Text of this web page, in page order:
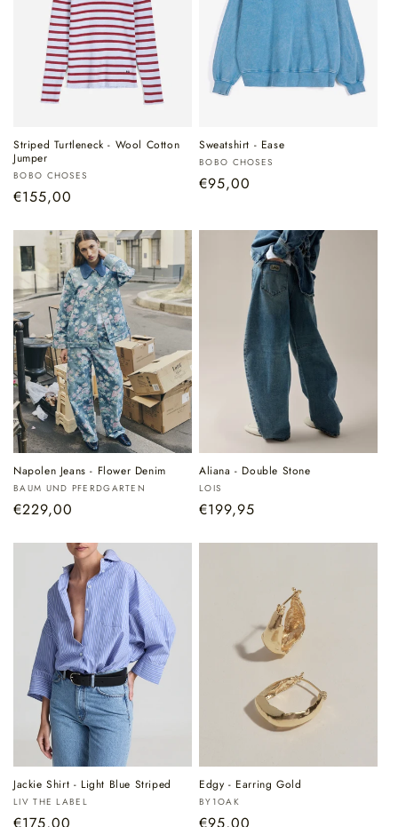
Striped Turtleneck - Wool Cotton
Jumper
Verkoper:
BOBO CHOSES
Normale
€155,00
Sweatshirt - Ease
Verkoper:
BOBO CHOSES
Normale
€95,00
Napolen Jeans - Flower Denim
Verkoper:
BAUM UND PFERDGARTEN
Normale
€229,00
Aliana - Double Stone
Verkoper:
LOIS
Normale
€199,95
Jackie Shirt - Light Blue Striped
Verkoper:
LIV THE LABEL
Normale
€175,00
Edgy - Earring Gold
Verkoper:
BY1OAK
Normale
€95,00